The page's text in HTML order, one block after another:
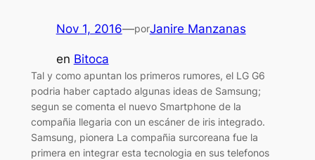
Nov 1, 2016—porJanire Manzanas
en Bitoca
Tal y como apuntan los primeros rumores, el LG G6
podria haber captado algunas ideas de Samsung;
segun se comenta el nuevo Smartphone de la
compañia llegaria con un escáner de iris integrado.
Samsung, pionera La compañia surcoreana fue la
primera en integrar esta tecnologia en sus telefonos